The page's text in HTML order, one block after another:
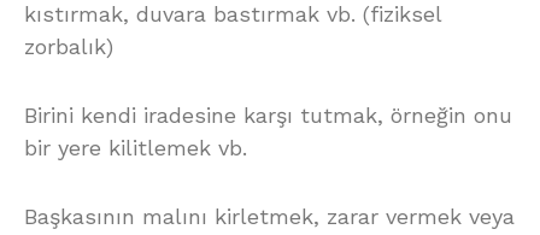
kıstırmak, duvara bastırmak vb. (fiziksel
zorbalık)
Birini kendi iradesine karşı tutmak, örneğin onu
bir yere kilitlemek vb.
Başkasının malını kirletmek, zarar vermek veya